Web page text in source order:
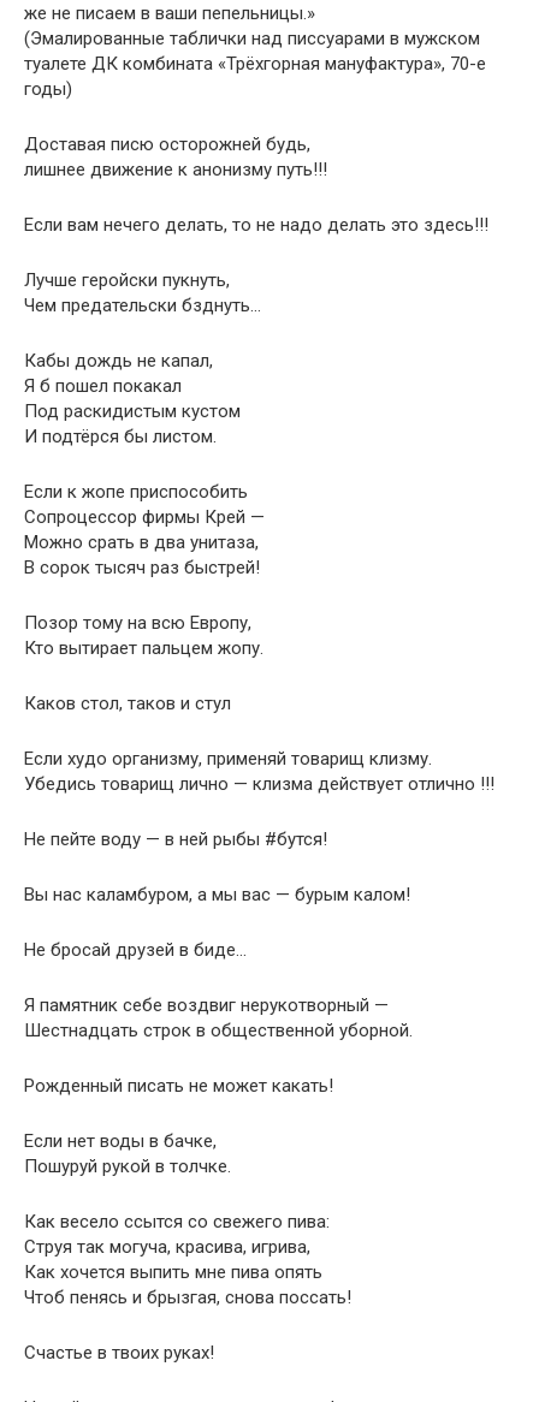
же не писаем в ваши пепельницы.»
(Эмалированные таблички над писсуарами в мужском
туалете ДК комбината «Трёхгорная мануфактура», 70-е
годы)
Доставая писю осторожней будь,
лишнее движение к анонизму путь!!!
Если вам нечего делать, то не надо делать это здесь!!!
Лучше геройски пукнуть,
Чем предательски бзднуть…
Кабы дождь не капал,
Я б пошел покакал
Под раскидистым кустом
И подтёрся бы листом.
Если к жопе приспособить
Сопроцессор фирмы Крей —
Можно срать в два унитаза,
В сорок тысяч раз быстрей!
Позор тому на всю Европу,
Кто вытирает пальцем жопу.
Каков стол, таков и стул
Если худо организму, применяй товарищ клизму.
Убедись товарищ лично — клизма действует отлично !!!
Не пейте воду — в ней рыбы #бутся!
Вы нас каламбуром, а мы вас — бурым калом!
Не бросай друзей в биде…
Я памятник себе воздвиг нерукотворный —
Шестнадцать строк в общественной уборной.
Рожденный писать не может какать!
Если нет воды в бачке,
Пошуруй рукой в толчке.
Как весело ссытся со свежего пива:
Струя так могуча, красива, игрива,
Как хочется выпить мне пива опять
Чтоб пенясь и брызгая, снова поссать!
Счастье в твоих руках!